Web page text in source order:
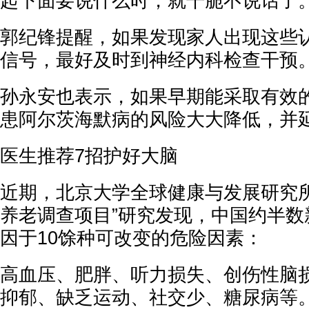
郭纪锋提醒，如果发现家人出现这些
信号，最好及时到神经内科检查干预
孙永安也表示，如果早期能采取有效
患阿尔茨海默病的风险大大降低，并
医生推荐7招护好大脑
近期，北京大学全球健康与发展研究
养老调查项目”研究发现，中国约半
因于10馀种可改变的危险因素：
高血压、肥胖、听力损失、创伤性脑
抑郁、缺乏运动、社交少、糖尿病等